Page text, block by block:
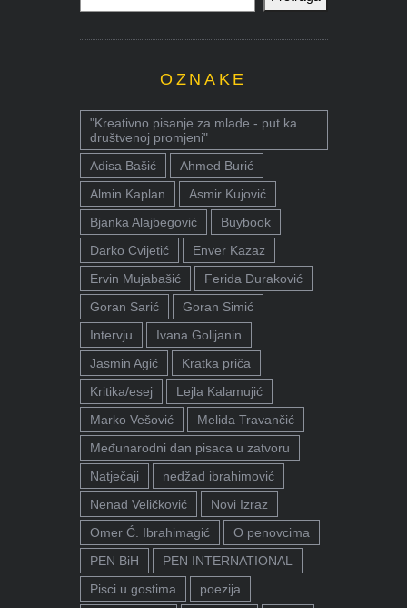
OZNAKE
"Kreativno pisanje za mlade - put ka
društvenoj promjeni"
Adisa Bašić
Ahmed Burić
Almin Kaplan
Asmir Kujović
Bjanka Alajbegović
Buybook
Darko Cvijetić
Enver Kazaz
Ervin Mujabašić
Ferida Duraković
Goran Sarić
Goran Simić
Intervju
Ivana Golijanin
Jasmin Agić
Kratka priča
Kritika/esej
Lejla Kalamujić
Marko Vešović
Melida Travančić
Međunarodni dan pisaca u zatvoru
Natječaji
nedžad ibrahimović
Nenad Veličković
Novi Izraz
Omer Ć. Ibrahimagić
O penovcima
PEN BiH
PEN INTERNATIONAL
Pisci u gostima
poezija